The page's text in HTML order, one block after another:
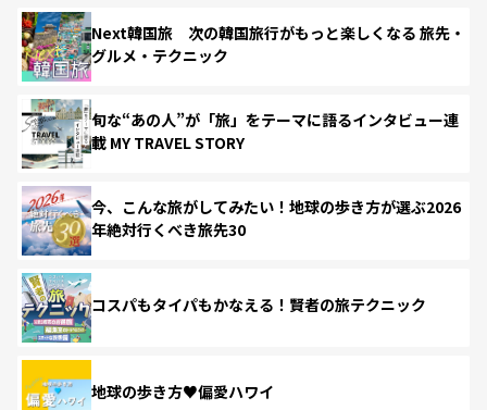
Next韓国旅 次の韓国旅行がもっと楽しくなる 旅先・
グルメ・テクニック
旬な“あの人”が「旅」をテーマに語るインタビュー連
載 MY TRAVEL STORY
今、こんな旅がしてみたい！地球の歩き方が選ぶ2026
年絶対行くべき旅先30
コスパもタイパもかなえる！賢者の旅テクニック
地球の歩き方♥偏愛ハワイ